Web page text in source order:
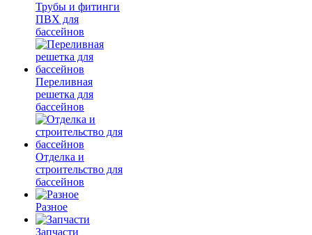
Трубы и фитинги
ПВХ для
бассейнов
Переливная
решетка для
бассейнов
Отделка и
строительство для
бассейнов
Разное
Запчасти